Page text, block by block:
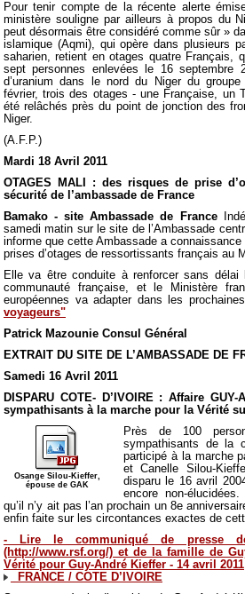
Pour tenir compte de la récente alerte
ministère souligne par ailleurs à propos du
peut désormais être considéré comme sûr »
islamique (Aqmi), qui opère dans plusieurs
saharien, retient en otages quatre Français,
sept personnes enlevées le 16 septembre
d’uranium dans le nord du Niger du
février, trois des otages - une Française, un
été relâchés près du point de jonction des
Niger.
(A.F.P.)
Mardi 18 Avril 2011
OTAGES MALI : des risques de prise
sécurité de l’ambassade de France
Bamako - site Ambassade de France
samedi matin sur le site de l’Ambassade
informe que cette Ambassade a connaissance
prises d’otages de ressortissants français au
Elle va être conduite à renforcer sans
communauté française, et le Ministère
européennes va adapter dans les
voyageurs"
Patrick Mazounie Consul Général
EXTRAIT DU SITE DE L’AMBASSADE DE
Samedi 16 Avril 2011
DISPARU COTE- D’IVOIRE : Affaire
sympathisants à la marche pour la Vérité
Osange Silou-Kieffer,
épouse de GAK
Près de 100
sympathisants de la
participé à la marche
et Canelle Silou-
disparu le 16 avril
encore non-
qu’il n’y ait pas l’an prochain un 8e
enfin faite sur les circontances exactes de
- Lire le communiqué de presse
(http://www.rsf.org/) et de la famille de
Vérité pour Guy-André Kieffer - 14 avril 2011
FRANCE / COTE D’IVOIRE